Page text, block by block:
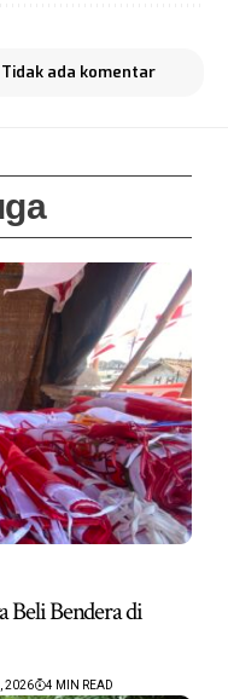
Tidak ada komentar
Beli Bendera di
2026 4 MIN READ